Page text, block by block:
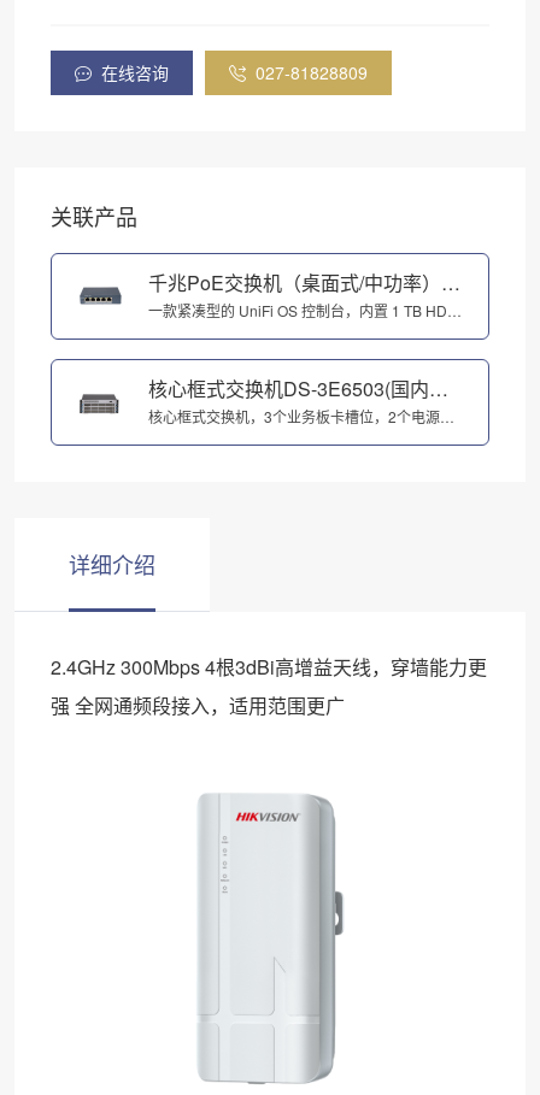
在线咨询 027-81828809
关联产品
千兆PoE交换机（桌面式/中功率）
商品型号：DS-3E1500SP-E
一款紧凑型的 UniFi OS 控制台，内置 1 TB HDD 存储空间，支持桌面或机架安装
核心框式交换机DS-3E6503(国内标
配)
核心框式交换机，3个业务板卡槽位，2个电源槽位 交换容量：38.4Tbps，包转发率：7200Mpps 最大IPC带机数量：1000（200W）；最大IPC带机数量：600（400W） 支持IPv4/IPv6静态路由，支持OSPFv2、支持RIPv1/v2、支持等价路由，策略路由、支持VRRP 支持L2~L4包过滤功能 支持G.8032以太网环网协议ERPS
详细介绍
2.4GHz 300Mbps 4根3dBi高增益天线，穿墙能力更
强 全网通频段接入，适用范围更广